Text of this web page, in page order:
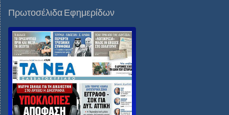
Πρωτοσέλιδα Εφημερίδων